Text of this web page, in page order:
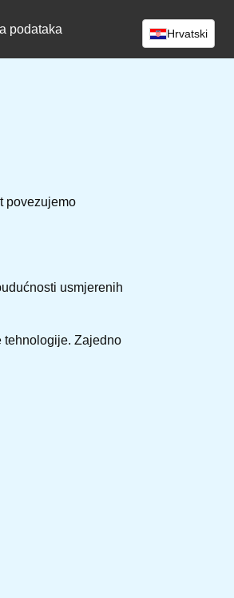
podataka Hrvatski
povezujemo
usmjerenih
tehnologije. Zajedno